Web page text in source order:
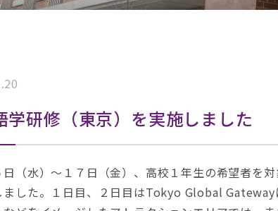
学研修（東京）を実施しました
日（水）～１７日（金）、高校１年生の希望者を
ました。１日目、２日目はTokyo Global